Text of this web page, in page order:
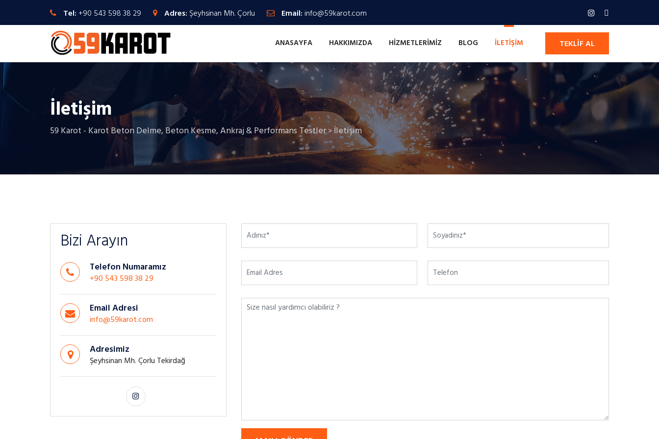
Tel: +90 543 598 38 29 Adres: Şeyhsinan Mh. Çorlu Email:info@59karot.com
ANASAYFA HAKKIMIZDA HIZMETLERIMIZ BLOG İLETIŞIM TEKLIF AL
İletişim
59 Karot - Karot Beton Delme, Beton Kesme, Ankraj & Performans Testler>İletişim
Bizi Arayın
Telefon Numaramız
+90 543 598 38 29
Email Adresi
info@59karot.com
Adresimiz
Şeyhsinan Mh. Çorlu Tekirdağ